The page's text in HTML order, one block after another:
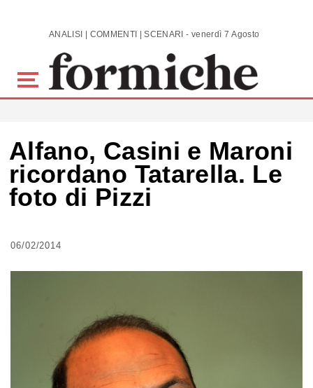
Skip to main content ANALISI | COMMENTI | SCENARI - venerdì 7 Agosto 2026
Alfano, Casini e Maroni
ricordano Tatarella. Le
foto di Pizzi
06/02/2014